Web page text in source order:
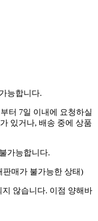
능합니다.
터 7일 이내에 요청하실
있거나, 배송 중에 상품
가능합니다.
판매가 불가능한 상태)
지 않습니다. 이점 양해바